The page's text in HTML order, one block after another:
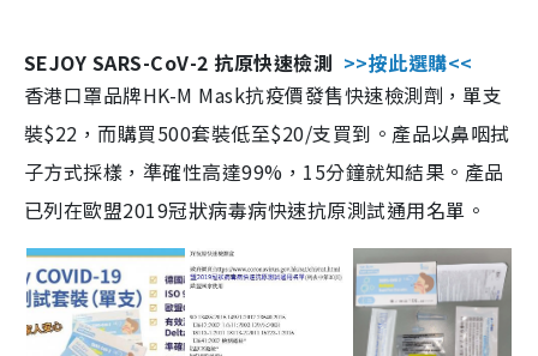
SEJOY SARS-CoV-2 抗原快速檢測 >>按此選購<<
香港口罩品牌HK-M Mask抗疫價發售快速檢測劑，單支
裝$22，而購買500套裝低至$20/支買到。產品以鼻咽拭
子方式採樣，準確性高達99%，15分鐘就知結果。產品
已列在歐盟2019冠狀病毒病快速抗原測試通用名單。